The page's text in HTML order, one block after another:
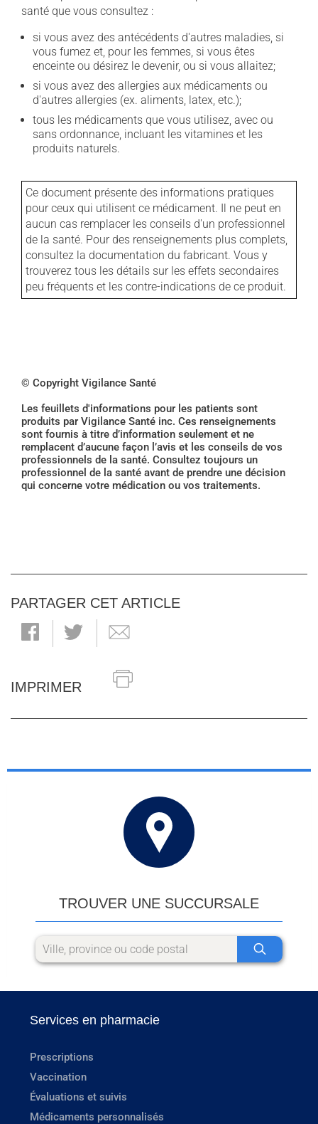
santé que vous consultez :
si vous avez des antécédents d'autres maladies, si
vous fumez et, pour les femmes, si vous êtes
enceinte ou désirez le devenir, ou si vous allaitez;
si vous avez des allergies aux médicaments ou
d'autres allergies (ex. aliments, latex, etc.);
tous les médicaments que vous utilisez, avec ou
sans ordonnance, incluant les vitamines et les
produits naturels.
Ce document présente des informations pratiques
pour ceux qui utilisent ce médicament. Il ne peut en
aucun cas remplacer les conseils d'un professionnel
de la santé. Pour des renseignements plus complets,
consultez la documentation du fabricant. Vous y
trouverez tous les détails sur les effets secondaires
peu fréquents et les contre-indications de ce produit.
© Copyright Vigilance Santé
Les feuillets d'informations pour les patients sont
produits par Vigilance Santé inc. Ces renseignements
sont fournis à titre d’information seulement et ne
remplacent d’aucune façon l’avis et les conseils de vos
professionnels de la santé. Consultez toujours un
professionnel de la santé avant de prendre une décision
qui concerne votre médication ou vos traitements.
PARTAGER CET ARTICLE
IMPRIMER
TROUVER UNE SUCCURSALE
Services en pharmacie
Prescriptions
Vaccination
Évaluations et suivis
Médicaments personnalisés